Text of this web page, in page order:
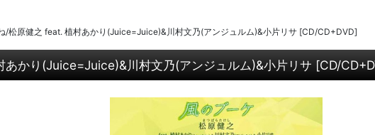
/松原健之 feat. 植村あかり(Juice=Juice)&川村文乃(アンジュルム)&小片リサ [CD/CD+DVD]
かり(Juice=Juice)&川村文乃(アンジュルム)&小片リサ [CD/